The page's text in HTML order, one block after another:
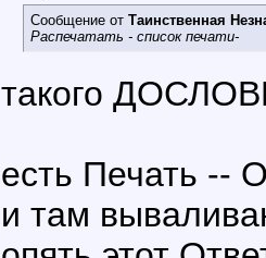
Сообщение от Таинственная
Распечатать - список печати-
такого
есть Печать --
и там